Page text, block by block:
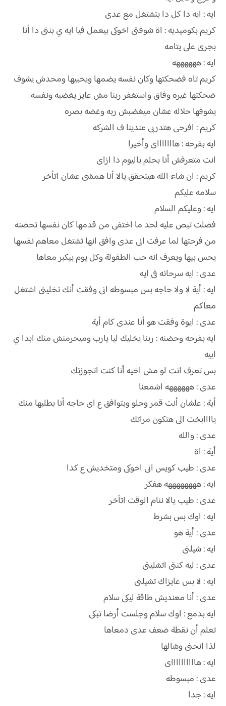
ايه : ايه دا كل دا بتشتغل مع عدى
كريم بكوميديه : اة شوفتى اخوكى بيعمل فيا ايه ي بنتى دا أنا
بجرى على يتامه
ايه : ههههههه
كريم تاه فضحكتها وكان نفسه يضمها ويخبيها ومحدش يشوف
ضحكتها غيره وفاق واستغفر ربنا مش عايز يغضبه ونفسه
يشوفها حلاله عشان ميغضبش ربه وغضه بصره
كريم : افرحى هتدربى عندينا ف الشركه
ايه بفرحه : هاااااااى وأخيرا
انت متعرفش أنا بحلم باليوم دا ازاى
كريم : ان شاء الله هيتحقق يالا أنا همشى عشان اتأخر
سلامه عليكم
ايه : وعليكم السلام
فضلت تبص عليه لحد ما اختفى من قدمها كان نفسها تحضنه
من فرحتها لما عرفت انى عدى وافق انها تشتغل معاهم نفسها
يحس بيها ويعرف انه حب الطفولة وكل يوم بيكبر معاها
عدى : ايه سرحانه فى ايه
ايه : أية لا ولا حاجه بس مبسوطه انى وفقت أنك تخلينى اشتغل
معاكم
عدى : ايوة وفقت هو أنا عندى كام أية
ايه بفرحه وحضنه : ربنا يخليك ليا يارب وميحرمنش منك ابدا ي
ابيه
بس تعرف انت لو مش اخيه أنا كنت اتجوزتك
عدى : ههههههه اشمعنا
أية : علشان أنت قمر وحلو وبتوافق ع اى حاجه أنا بطلبها منك
ياااابخت الى هتكون مراتك
عدى : والله
أية : اة
عدى : طيب كويس انى اخوكى ومتخديش ع كدا
ايه : ههههههههه هفكر
عدى : طيب يالا ننام الوقت اتأخر
ايه : اوك بس بشرط
عدى : أية هو
ايه : شيلنى
عدى : ليه كنتى اتشليتى
ايه : لا بس عايزاك تشيلنى
عدى : أنا معنديش طاقة ليكى سلام
ايه بدمع : اوك سلام وجلست أرضا تبكى
تعلم أن نقطة ضعف عدى دمعاها
لذا انحنى وشالها
ايه : هااااااااااى
عدى : مبسوطه
ايه : جدا